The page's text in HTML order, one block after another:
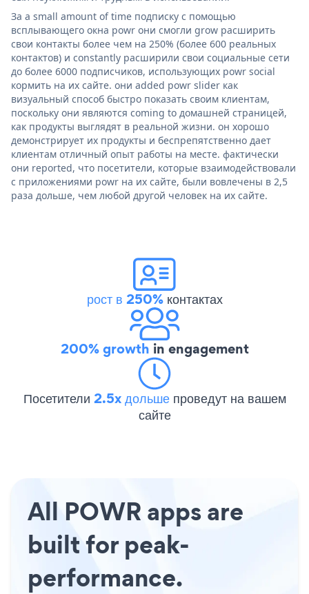
За a small amount of time подписку с помощью
всплывающего окна powr они смогли grow расширить
свои контакты более чем на 250% (более 600 реальных
контактов) и constantly расширили свои социальные сети
до более 6000 подписчиков, использующих powr social
кормить на их сайте. они added powr slider как
визуальный способ быстро показать своим клиентам,
поскольку они являются coming to домашней страницей,
как продукты выглядят в реальной жизни. он хорошо
демонстрирует их продукты и беспрепятственно дает
клиентам отличный опыт работы на месте. фактически
они reported, что посетители, которые взаимодействовали
с приложениями powr на их сайте, были вовлечены в 2,5
раза дольше, чем любой другой человек на их сайте.
рост в 250%контактах
200% growth in engagement
Посетители 2.5x дольше проведут на вашем
сайте
All POWR apps are
built for peak-
performance.